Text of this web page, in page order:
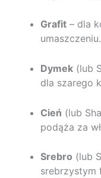
Grafit – dla
umaszczeniu.
Dymek (lub
dla szarego
Cień (lub
podąża za
Srebro (lub
srebrzystym